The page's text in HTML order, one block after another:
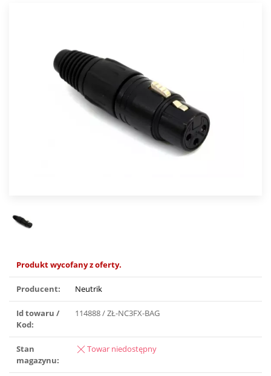
Produkt wycofany z oferty.
Producent: Neutrik
Id towaru /
Kod:
114888 / ZŁ-NC3FX-BAG
Stan
magazynu:
Towar niedostępny